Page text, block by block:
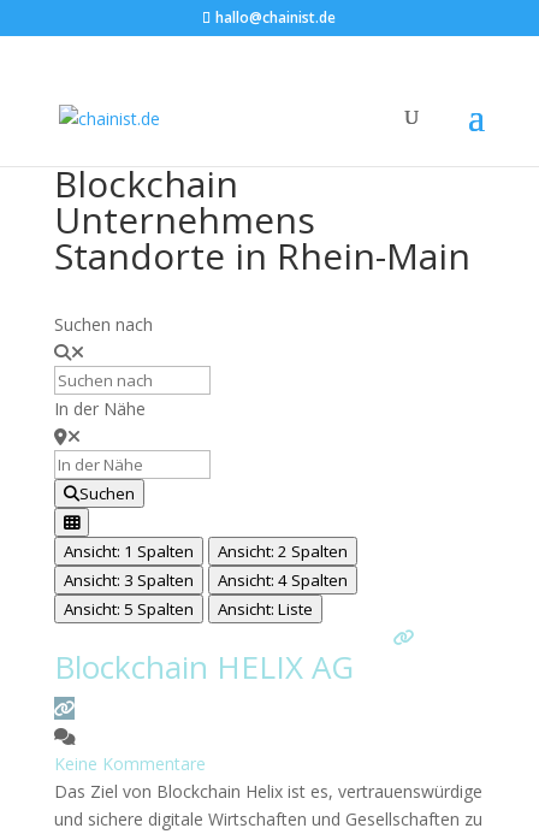
hallo@chainist.de
Blockchain
Unternehmens
Standorte in Rhein-Main
Suchen nach
In der Nähe
Suchen
Ansicht: 1 Spalten
Ansicht: 2 Spalten
Ansicht: 3 Spalten
Ansicht: 4 Spalten
Ansicht: 5 Spalten
Ansicht: Liste
Blockchain HELIX AG
Keine Kommentare
Das Ziel von Blockchain Helix ist es, vertrauenswürdige
und sichere digitale Wirtschaften und Gesellschaften zu